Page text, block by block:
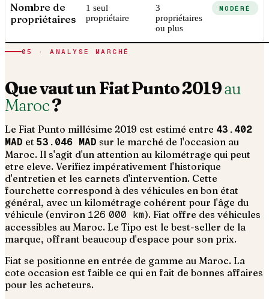
Nombre de
propriétaires
1 seul
propriétaire
3
propriétaires
ou plus
MODÉRÉ
05 · ANALYSE MARCHÉ
Que vaut unFiatPunto2019au
Maroc?
Le Fiat Punto millésime 2019 est estimé entre 43.402
MAD et 53.046 MAD sur le marché de l'occasion au
Maroc. Il s'agit d'un attention au kilométrage qui peut
etre eleve. Verifiez impérativement l'historique
d'entretien et les carnets d'intervention. Cette
fourchette correspond à des véhicules en bon état
général, avec un kilométrage cohérent pour l'âge du
véhicule (environ 126 000 km). Fiat offre des véhicules
accessibles au Maroc. Le Tipo est le best-seller de la
marque, offrant beaucoup d'espace pour son prix.
Fiat se positionne en entrée de gamme au Maroc. La
cote occasion est faible ce qui en fait de bonnes affaires
pour les acheteurs.